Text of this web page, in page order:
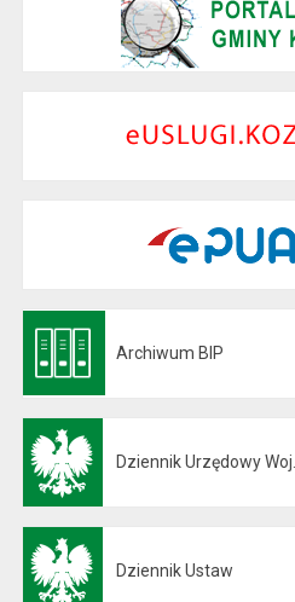
Archiwum BIP
Dziennik Urzędowy
Dziennik Ustaw